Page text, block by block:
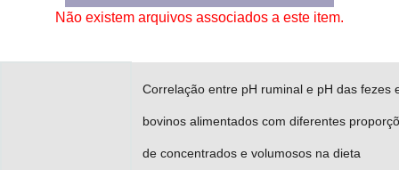
Advocacia-Geral da União
Não existem arquivos associados a este item.
Correlação entre pH ruminal e pH das fezes
bovinos alimentados com diferentes
de concentrados e volumosos na dieta